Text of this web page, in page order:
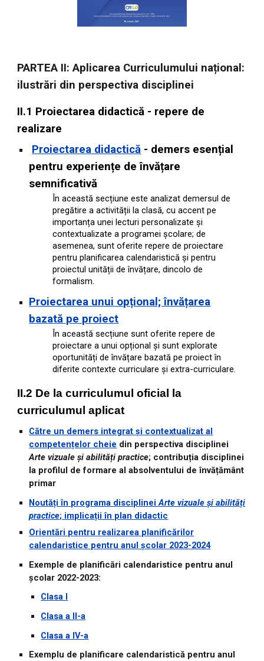
PARTEA II: Aplicarea Curriculumului național:
ilustrări din perspectiva disciplinei
II.1 Proiectarea didactică - repere de
realizare
Proiectarea didactică - demers esențial
pentru experiențe de învățare
semnificativă
În această secțiune este analizat demersul de
pregătire a activității la clasă, cu accent pe
importanța unei lecturi personalizate și
contextualizate a programei școlare; de
asemenea, sunt oferite repere de proiectare
pentru planificarea calendaristică și pentru
proiectul unității de învățare, dincolo de
formalism.
Proiectarea unui opțional; învățarea
bazată pe proiect
În această secțiune sunt oferite repere de
proiectare a unui opțional și sunt explorate
oportunități de învățare bazată pe proiect în
diferite contexte curriculare și extra-curriculare.
II.2 De la curriculumul oficial la
curriculumul aplicat
Către un demers integrat și contextualizat al
competențelor cheie din perspectiva disciplinei
Arte vizuale și abilități practice; contribuția disciplinei
la profilul de formare al absolventului de învățământ
primar
Noutăți în programa disciplineiArte vizuale și abilități
practice; implicații în plan didactic
Orientări pentru realizarea planificărilor
calendaristice pentru anul școlar 2023-2024
Exemple de planificări calendaristice pentru anul
școlar 2022-2023:
Clasa I
Clasa a II-a
Clasa a IV-a
Exemplu de planificare calendaristică pentru anul